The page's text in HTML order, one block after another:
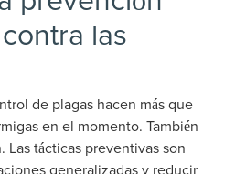
las
de plagas hacen más que
en el momento. También
tácticas preventivas son
generalizadas y reducir